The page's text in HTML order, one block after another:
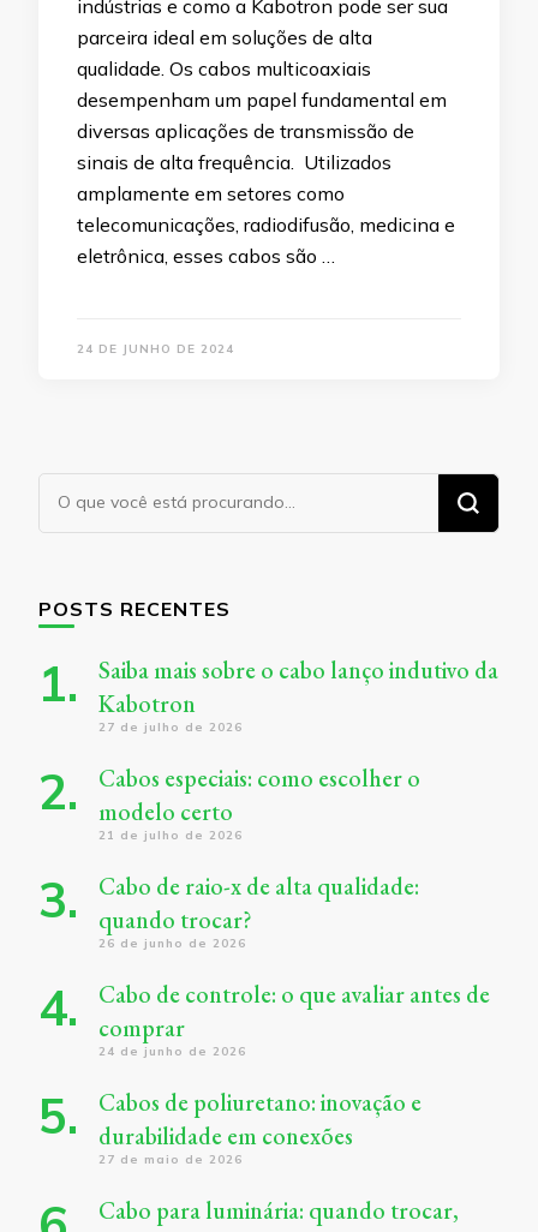
indústrias e como a Kabotron pode ser sua
parceira ideal em soluções de alta
qualidade. Os cabos multicoaxiais
desempenham um papel fundamental em
diversas aplicações de transmissão de
sinais de alta frequência. Utilizados
amplamente em setores como
telecomunicações, radiodifusão, medicina e
eletrônica, esses cabos são …
24 DE JUNHO DE 2024
POSTS RECENTES
Saiba mais sobre o cabo lanço indutivo da
Kabotron
27 de julho de 2026
Cabos especiais: como escolher o
modelo certo
21 de julho de 2026
Cabo de raio-x de alta qualidade:
quando trocar?
26 de junho de 2026
Cabo de controle: o que avaliar antes de
comprar
24 de junho de 2026
Cabos de poliuretano: inovação e
durabilidade em conexões
27 de maio de 2026
Cabo para luminária: quando trocar,